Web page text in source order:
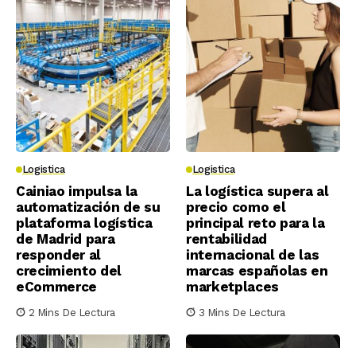
Logistica
Cainiao impulsa la
automatización de su
plataforma logística
de Madrid para
responder al
crecimiento del
eCommerce
2 Mins De Lectura
Logistica
La logística supera al
precio como el
principal reto para la
rentabilidad
internacional de las
marcas españolas en
marketplaces
3 Mins De Lectura